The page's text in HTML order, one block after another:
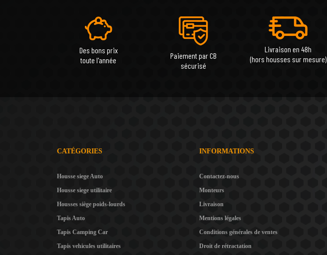
Des bons prix
toute l'année
Paiement par CB
sécurisé
Livraison en 48h
(hors housses sur mesure)
CATÉGORIES
Housse siege Auto
Housse siege utilitaire
Housses siège poids-lourds
Tapis Auto
Tapis Camping Car
Tapis vehicules utilitaires
INFORMATIONS
Contactez-nous
Monteurs
Livraison
Mentions légales
Conditions générales de ventes
Droit de rétractation